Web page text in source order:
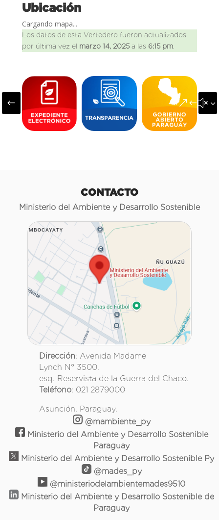
Ubicación
Cargando mapa...
Los datos de esta Vertedero fueron actualizados
por última vez el marzo 14, 2025a las 6:15 pm.
#
CONTACTO
Ministerio del Ambiente y Desarrollo Sostenible
Dirección: Avenida Madame
Lynch N° 3500.
esq. Reservista de la Guerra del Chaco.
Teléfono: 021 2879000
Asunción, Paraguay.
@mambiente_py
Ministerio del Ambiente y Desarrollo Sostenible
Paraguay
Ministerio del Ambiente y Desarrollo Sostenible Py
@mades_py
@ministeriodelambientemades9510
Ministerio del Ambiente y Desarrollo Sostenible de
Paraguay